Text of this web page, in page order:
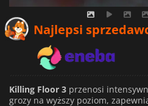
Najlepsi
Killing Floor 3 przenosi
grozy na wyższy poziom,